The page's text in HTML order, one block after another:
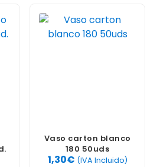
Vaso carton blanco
180 50uds
1,30€ (IVA Incluido)